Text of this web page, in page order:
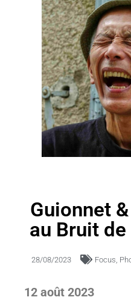
Guionnet
au Bruit
28/08/2023 Focus
12 août 2023